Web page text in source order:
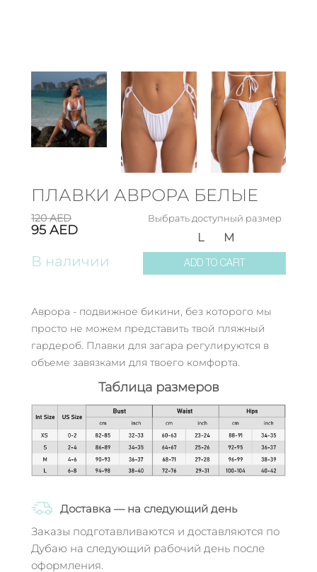
ПЛАВКИ АВРОРА БЕЛЫЕ
120AED
95 AED
В наличии
Выбрать доступный размер
M
L
ADD TO CART
Аврора - подвижное бикини, без которого мы
просто не можем представить твой пляжный
гардероб. Плавки для загара регулируются в
объеме завязками для твоего комфорта.
Таблица размеров
Доставка — на следующий день
Заказы подготавливаются и доставляются по
Дубаю на следующий рабочий день после
оформления.